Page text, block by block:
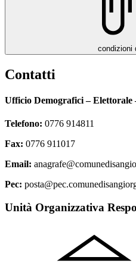
condizioni
Contatti
Ufficio Demografici – Elettorale
Telefono: 0776 914811
Fax: 0776 911017
Email:
Pec:
Unità Organizzativa